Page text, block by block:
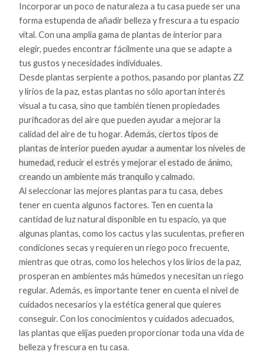
Incorporar un poco de naturaleza a tu casa puede ser una
forma estupenda de añadir belleza y frescura a tu espacio
vital. Con una amplia gama de plantas de interior para
elegir, puedes encontrar fácilmente una que se adapte a
tus gustos y necesidades individuales.
Desde plantas serpiente a pothos, pasando por plantas ZZ
y lirios de la paz, estas plantas no sólo aportan interés
visual a tu casa, sino que también tienen propiedades
purificadoras del aire que pueden ayudar a mejorar la
calidad del aire de tu hogar.Además, ciertos tipos de
plantas de interior pueden ayudar a aumentar los niveles de
humedad, reducir el estrés y mejorar el estado de ánimo,
creando un ambiente más tranquilo y calmado.
Al seleccionar las mejores plantas para tu casa, debes
tener en cuenta algunos factores. Ten en cuenta la
cantidad de luz natural disponible en tu espacio, ya que
algunas plantas, como los cactus y las suculentas, prefieren
condiciones secas y requieren un riego poco frecuente,
mientras que otras, como los helechos y los lirios de la paz,
prosperan en ambientes más húmedos y necesitan un riego
regular. Además, es importante tener en cuenta el nivel de
cuidados necesarios y la estética general que quieres
conseguir. Con los conocimientos y cuidados adecuados,
las plantas que elijas pueden proporcionar toda una vida de
belleza y frescura en tu casa.